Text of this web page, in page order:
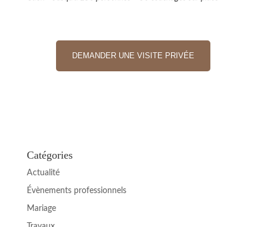
DEMANDER UNE VISITE PRIVÉE
Catégories
Actualité
Évènements professionnels
Mariage